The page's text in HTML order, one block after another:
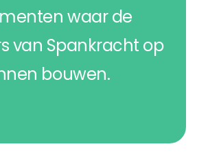
waar de
van Spankracht op
bouwen.